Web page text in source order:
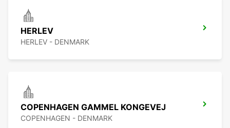
HERLEV
HERLEV - DENMARK
COPENHAGEN GAMMEL KONGEVEJ
COPENHAGEN - DENMARK